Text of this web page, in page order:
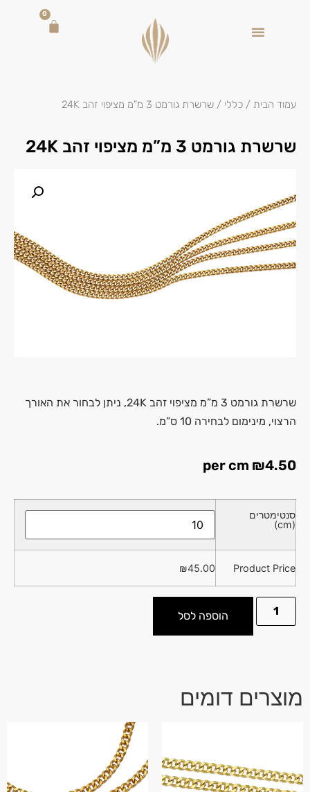
0
עמוד הבית / כללי / שרשרת גורמט 3 מ”מ מציפוי זהב 24K
שרשרת גורמט 3 מ”מ מציפוי זהב 24K
שרשרת גורמט 3 מ”מ מציפוי זהב 24K, ניתן לבחור את האורך
הרצוי, מינימום לבחירה 10 ס”מ.
₪4.50
סנטימטרים
(cm)
Product Price
₪45.00
הוספה לסל
מוצרים דומים